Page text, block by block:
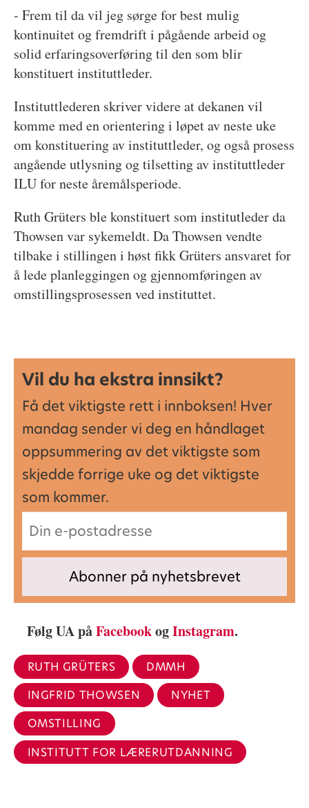
- Frem til da vil jeg sørge for best mulig
kontinuitet og fremdrift i pågående arbeid og
solid erfaringsoverføring til den som blir
konstituert instituttleder.
Instituttlederen skriver videre at dekanen vil
komme med en orientering i løpet av neste uke
om konstituering av instituttleder, og også prosess
angående utlysning og tilsetting av instituttleder
ILU for neste åremålsperiode.
Ruth Grüters ble konstituert som institutleder da
Thowsen var sykemeldt. Da Thowsen vendte
tilbake i stillingen i høst fikk Grüters ansvaret for
å lede planleggingen og gjennomføringen av
omstillingsprosessen ved instituttet.
Vil du ha ekstra innsikt?
Få det viktigste rett i innboksen! Hver
mandag sender vi deg en håndlaget
oppsummering av det viktigste som
skjedde forrige uke og det viktigste
som kommer.
Følg UA påFacebookogInstagram.
RUTH GRÜTERS
DMMH
INGFRID THOWSEN
NYHET
OMSTILLING
INSTITUTT FOR LÆRERUTDANNING